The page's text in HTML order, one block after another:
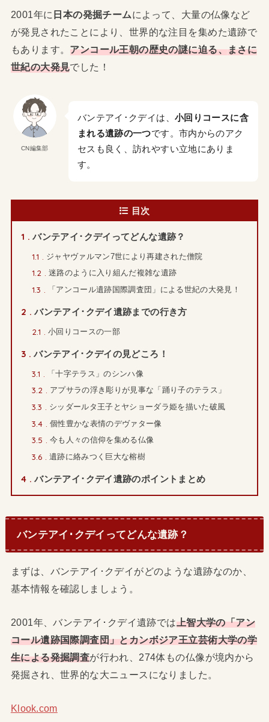
2001年に 日本の発掘チームによって、大量の仏像など
が発見されたことにより、世界的な注目を集めた遺跡で
もあります。 アンコール王朝の歴史の謎に迫る、まさに
世紀の大発見でした！
CN編集部
バンテアイ･クデイは、 小回りコースに含
まれる遺跡の一つです。市内からのアク
セスも良く、訪れやすい立地にありま
す。
目次
1 バンテアイ･クデイってどんな遺跡？
1.1 ジャヤヴァルマン7世により再建された僧院
1.2 迷路のように入り組んだ複雑な遺跡
1.3 「アンコール遺跡国際調査団」による世紀の大発見！
2 バンテアイ･クデイ遺跡までの行き方
2.1 小回りコースの一部
3 バンテアイ･クデイの見どころ！
3.1 「十字テラス」のシンハ像
3.2 アプサラの浮き彫りが見事な「踊り子のテラス」
3.3 シッダールタ王子とヤショーダラ姫を描いた破風
3.4 個性豊かな表情のデヴァター像
3.5 今も人々の信仰を集める仏像
3.6 遺跡に絡みつく巨大な榕樹
4 バンテアイ･クデイ遺跡のポイントまとめ
バンテアイ･クデイってどんな遺跡？
まずは、バンテアイ･クデイがどのような遺跡なのか、
基本情報を確認しましょう。
2001年、バンテアイ･クデイ遺跡では上智大学の「アン
コール遺跡国際調査団」とカンボジア王立芸術大学の学
生による発掘調査が行われ、274体もの仏像が境内から
発掘され、世界的な大ニュースになりました。
Klook.com